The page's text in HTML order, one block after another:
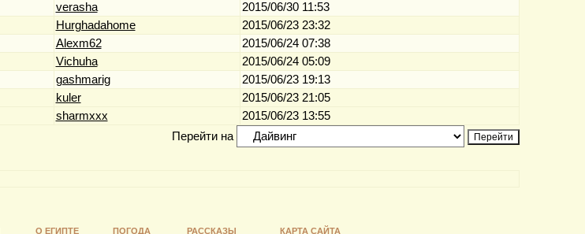
verasha
2015/06/30 11:53
Hurghadahome
2015/06/23 23:32
Alexm62
2015/06/24 07:38
Vichuha
2015/06/24 05:09
gashmarig
2015/06/23 19:13
kuler
2015/06/23 21:05
sharmxxx
2015/06/23 13:55
Перейти на
О ЕГИПТЕ ПОГОДА РАССКАЗЫ КАРТА САЙТА